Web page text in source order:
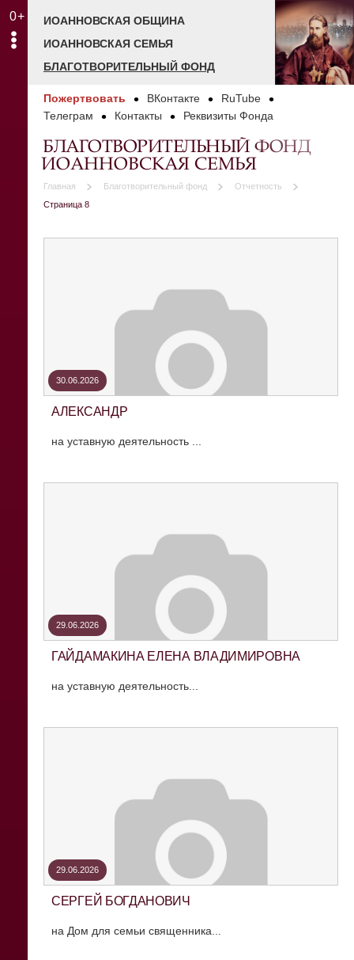
0+
ИОАННОВСКАЯ ОБЩИНА
ИОАННОВСКАЯ СЕМЬЯ
БЛАГОТВОРИТЕЛЬНЫЙ ФОНД
Пожертвовать ВКонтакте
RuTube
Телеграм
Контакты Реквизиты Фонда
БЛАГОТВОРИТЕЛЬНЫЙ ФОНД
ИОАННОВСКАЯ СЕМЬЯ
Главная Благотворительный фонд
Отчетность
Страница 8
30.06.2026
АЛЕКСАНДР
на уставную деятельность ...
29.06.2026
ГАЙДАМАКИНА ЕЛЕНА ВЛАДИМИРОВНА
на уставную деятельность...
29.06.2026
СЕРГЕЙ БОГДАНОВИЧ
на Дом для семьи священника...